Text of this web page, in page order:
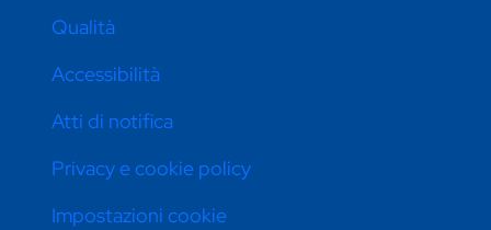
Qualità
Accessibilità
Atti di notifica
Privacy e cookie policy
Impostazioni cookie